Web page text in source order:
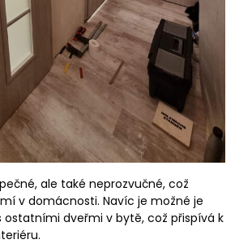
ale také neprozvučné, což
v domácnosti. Navíc je možné je
ostatními dveřmi v bytě, což přispívá k